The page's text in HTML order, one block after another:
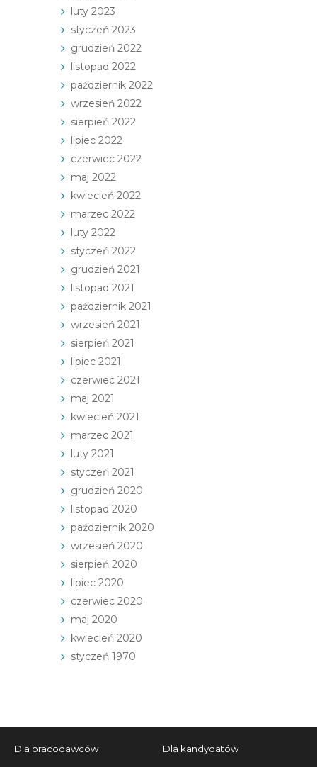
luty 2023
styczeń 2023
grudzień 2022
listopad 2022
październik 2022
wrzesień 2022
sierpień 2022
lipiec 2022
czerwiec 2022
maj 2022
kwiecień 2022
marzec 2022
luty 2022
styczeń 2022
grudzień 2021
listopad 2021
październik 2021
wrzesień 2021
sierpień 2021
lipiec 2021
czerwiec 2021
maj 2021
kwiecień 2021
marzec 2021
luty 2021
styczeń 2021
grudzień 2020
listopad 2020
październik 2020
wrzesień 2020
sierpień 2020
lipiec 2020
czerwiec 2020
maj 2020
kwiecień 2020
styczeń 1970
Dla pracodawców Dla kandydatów